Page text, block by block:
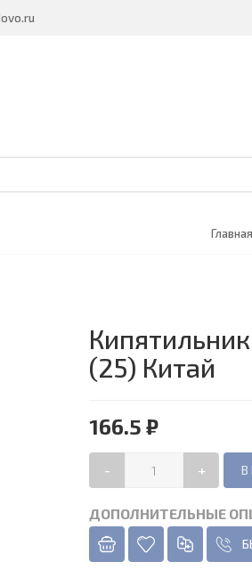
Главная
(25) Китай
166.5 ₽
- +
ДОПОЛНИТЕЛЬНЫЕ